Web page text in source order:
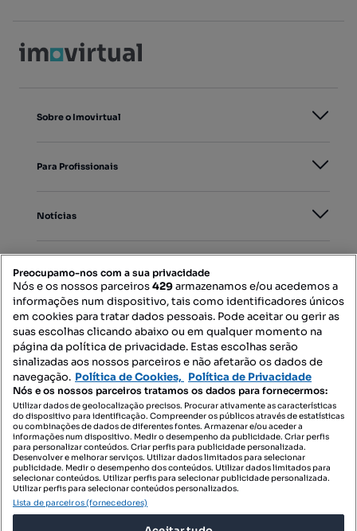
Sobre o Imovirtual
Para Profissionais
Notícias
Mapa do Site
Contacte-nos
SIGA-NOS:
DESCARREGAR NA:
Preocupamo-nos com a sua privacidade
Nós e os nossos parceiros429armazenamos e/ou acedemos a
informações num dispositivo, tais como identificadores únicos
em cookies para tratar dados pessoais. Pode aceitar ou gerir as
suas escolhas clicando abaixo ou em qualquer momento na
página da política de privacidade. Estas escolhas serão
sinalizadas aos nossos parceiros e não afetarão os dados de
navegação. Política de Cookies, Política de Privacidade
Nós e os nossos parceiros tratamos os dados para fornecermos:
Utilizar dados de geolocalização precisos. Procurar ativamente as características
do dispositivo para identificação. Compreender os públicos através de estatísticas
ou combinações de dados de diferentes fontes. Armazenar e/ou aceder a
informações num dispositivo. Medir o desempenho da publicidade. Criar perfis
para personalizar conteúdos. Criar perfis para publicidade personalizada.
Desenvolver e melhorar serviços. Utilizar dados limitados para selecionar
publicidade. Medir o desempenho dos conteúdos. Utilizar dados limitados para
selecionar conteúdos. Utilizar perfis para selecionar publicidade personalizada.
Utilizar perfis para selecionar conteúdos personalizados.
Lista de parceiros (fornecedores)